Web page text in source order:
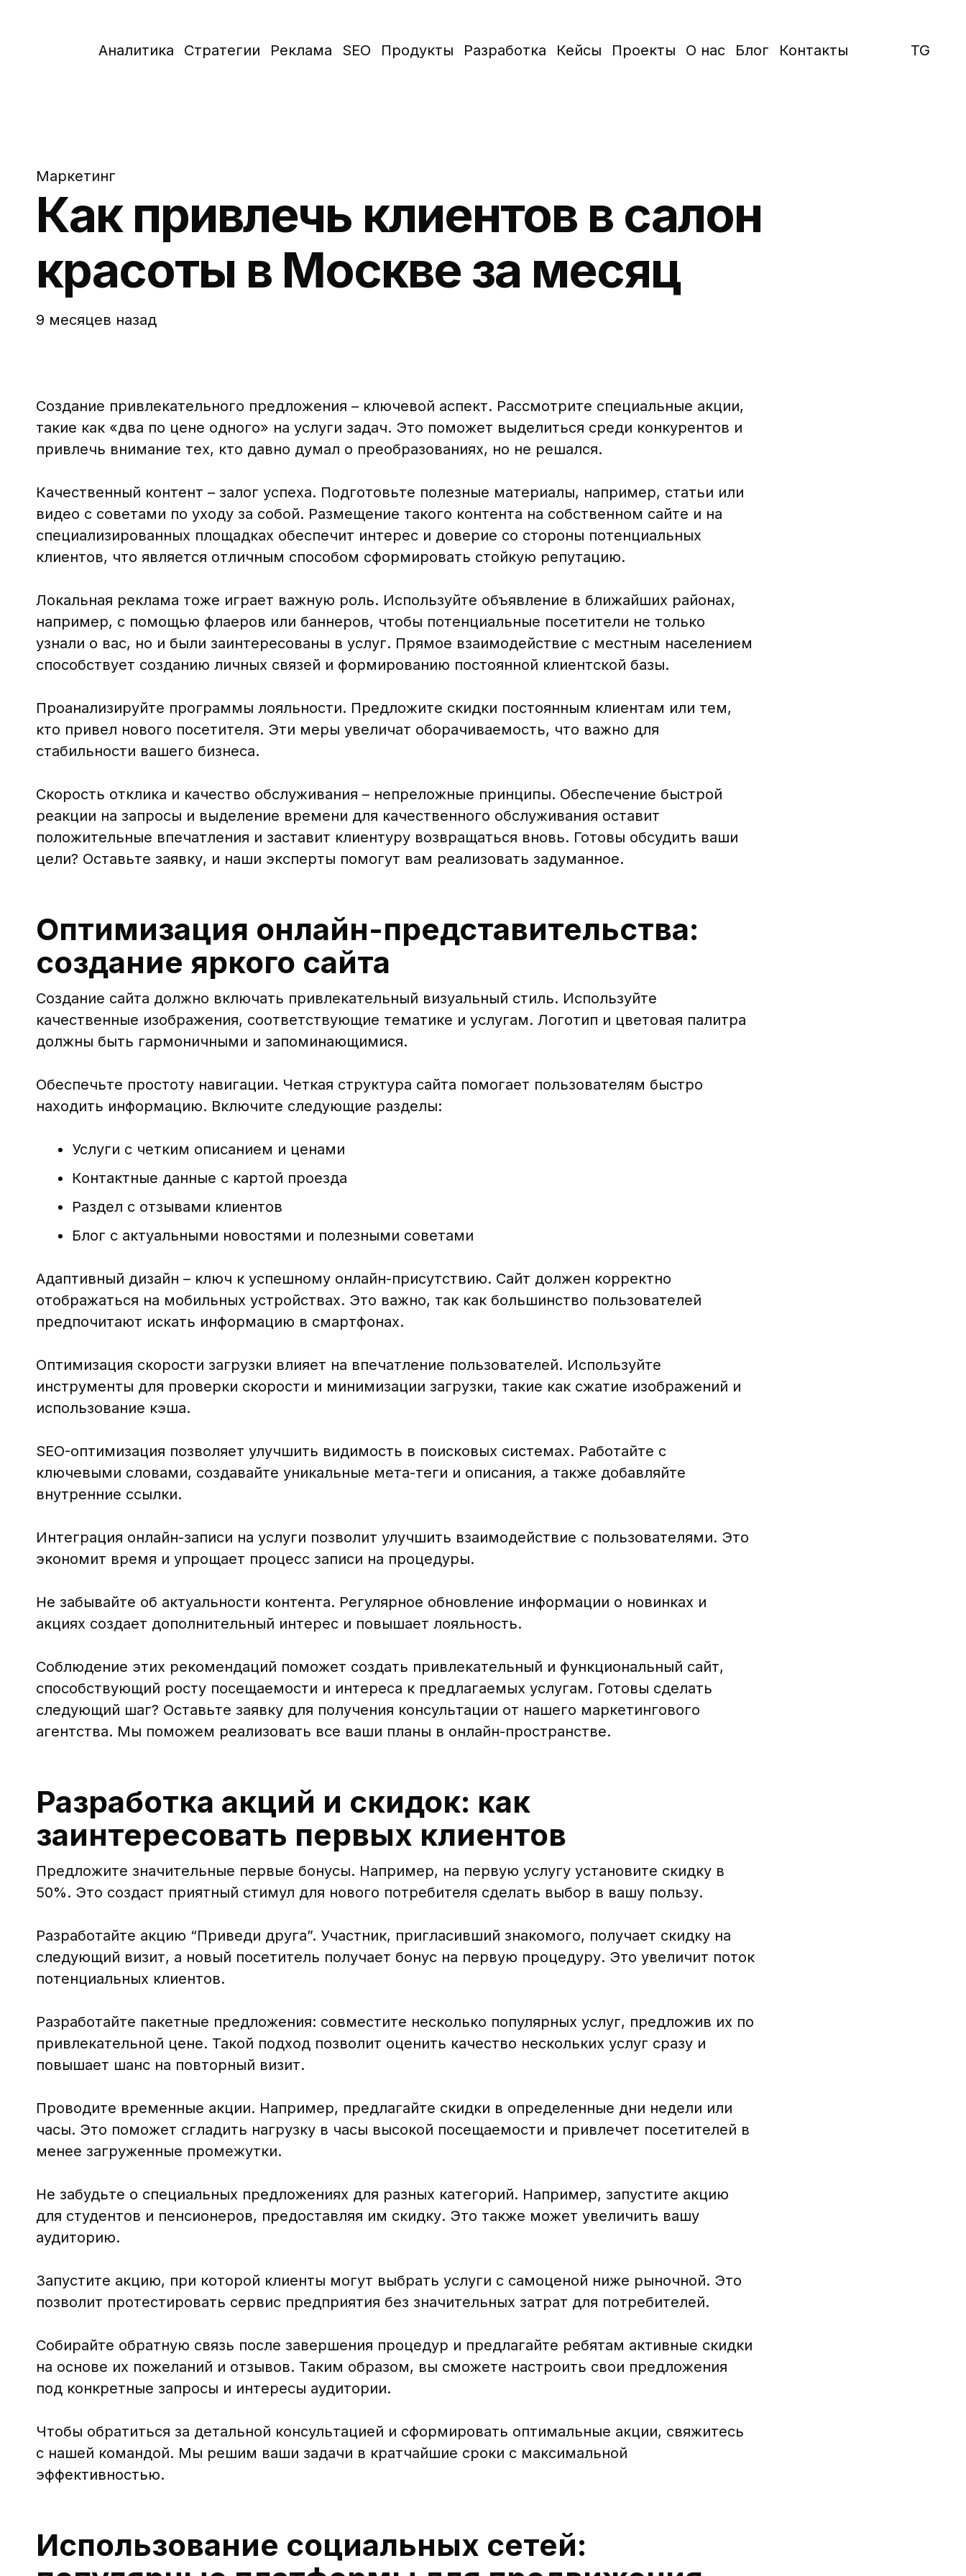
Аналитика Стратегии Реклама SEO Продукты Разработка Кейсы Проекты О нас Блог Контакты TG
Маркетинг
Как привлечь клиентов в салон
красоты в Москве за месяц
9 месяцев назад
Создание привлекательного предложения – ключевой аспект. Рассмотрите специальные акции,
такие как «два по цене одного» на услуги задач. Это поможет выделиться среди конкурентов и
привлечь внимание тех, кто давно думал о преобразованиях, но не решался.
Качественный контент – залог успеха. Подготовьте полезные материалы, например, статьи или
видео с советами по уходу за собой. Размещение такого контента на собственном сайте и на
специализированных площадках обеспечит интерес и доверие со стороны потенциальных
клиентов, что является отличным способом сформировать стойкую репутацию.
Локальная реклама тоже играет важную роль. Используйте объявление в ближайших районах,
например, с помощью флаеров или баннеров, чтобы потенциальные посетители не только
узнали о вас, но и были заинтересованы в услуг. Прямое взаимодействие с местным населением
способствует созданию личных связей и формированию постоянной клиентской базы.
Проанализируйте программы лояльности. Предложите скидки постоянным клиентам или тем,
кто привел нового посетителя. Эти меры увеличат оборачиваемость, что важно для
стабильности вашего бизнеса.
Скорость отклика и качество обслуживания – непреложные принципы. Обеспечение быстрой
реакции на запросы и выделение времени для качественного обслуживания оставит
положительные впечатления и заставит клиентуру возвращаться вновь. Готовы обсудить ваши
цели? Оставьте заявку, и наши эксперты помогут вам реализовать задуманное.
Оптимизация онлайн-представительства:
создание яркого сайта
Создание сайта должно включать привлекательный визуальный стиль. Используйте
качественные изображения, соответствующие тематике и услугам. Логотип и цветовая палитра
должны быть гармоничными и запоминающимися.
Обеспечьте простоту навигации. Четкая структура сайта помогает пользователям быстро
находить информацию. Включите следующие разделы:
Услуги с четким описанием и ценами
Контактные данные с картой проезда
Раздел с отзывами клиентов
Блог с актуальными новостями и полезными советами
Адаптивный дизайн – ключ к успешному онлайн-присутствию. Сайт должен корректно
отображаться на мобильных устройствах. Это важно, так как большинство пользователей
предпочитают искать информацию в смартфонах.
Оптимизация скорости загрузки влияет на впечатление пользователей. Используйте
инструменты для проверки скорости и минимизации загрузки, такие как сжатие изображений и
использование кэша.
SEO-оптимизация позволяет улучшить видимость в поисковых системах. Работайте с
ключевыми словами, создавайте уникальные мета-теги и описания, а также добавляйте
внутренние ссылки.
Интеграция онлайн-записи на услуги позволит улучшить взаимодействие с пользователями. Это
экономит время и упрощает процесс записи на процедуры.
Не забывайте об актуальности контента. Регулярное обновление информации о новинках и
акциях создает дополнительный интерес и повышает лояльность.
Соблюдение этих рекомендаций поможет создать привлекательный и функциональный сайт,
способствующий росту посещаемости и интереса к предлагаемых услугам. Готовы сделать
следующий шаг? Оставьте заявку для получения консультации от нашего маркетингового
агентства. Мы поможем реализовать все ваши планы в онлайн-пространстве.
Разработка акций и скидок: как
заинтересовать первых клиентов
Предложите значительные первые бонусы. Например, на первую услугу установите скидку в
50%. Это создаст приятный стимул для нового потребителя сделать выбор в вашу пользу.
Разработайте акцию “Приведи друга”. Участник, пригласивший знакомого, получает скидку на
следующий визит, а новый посетитель получает бонус на первую процедуру. Это увеличит поток
потенциальных клиентов.
Разработайте пакетные предложения: совместите несколько популярных услуг, предложив их по
привлекательной цене. Такой подход позволит оценить качество нескольких услуг сразу и
повышает шанс на повторный визит.
Проводите временные акции. Например, предлагайте скидки в определенные дни недели или
часы. Это поможет сгладить нагрузку в часы высокой посещаемости и привлечет посетителей в
менее загруженные промежутки.
Не забудьте о специальных предложениях для разных категорий. Например, запустите акцию
для студентов и пенсионеров, предоставляя им скидку. Это также может увеличить вашу
аудиторию.
Запустите акцию, при которой клиенты могут выбрать услуги с самоценой ниже рыночной. Это
позволит протестировать сервис предприятия без значительных затрат для потребителей.
Собирайте обратную связь после завершения процедур и предлагайте ребятам активные скидки
на основе их пожеланий и отзывов. Таким образом, вы сможете настроить свои предложения
под конкретные запросы и интересы аудитории.
Чтобы обратиться за детальной консультацией и сформировать оптимальные акции, свяжитесь
с нашей командой. Мы решим ваши задачи в кратчайшие сроки с максимальной
эффективностью.
Использование социальных сетей: